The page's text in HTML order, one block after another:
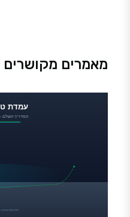
מאמרים מקושרים